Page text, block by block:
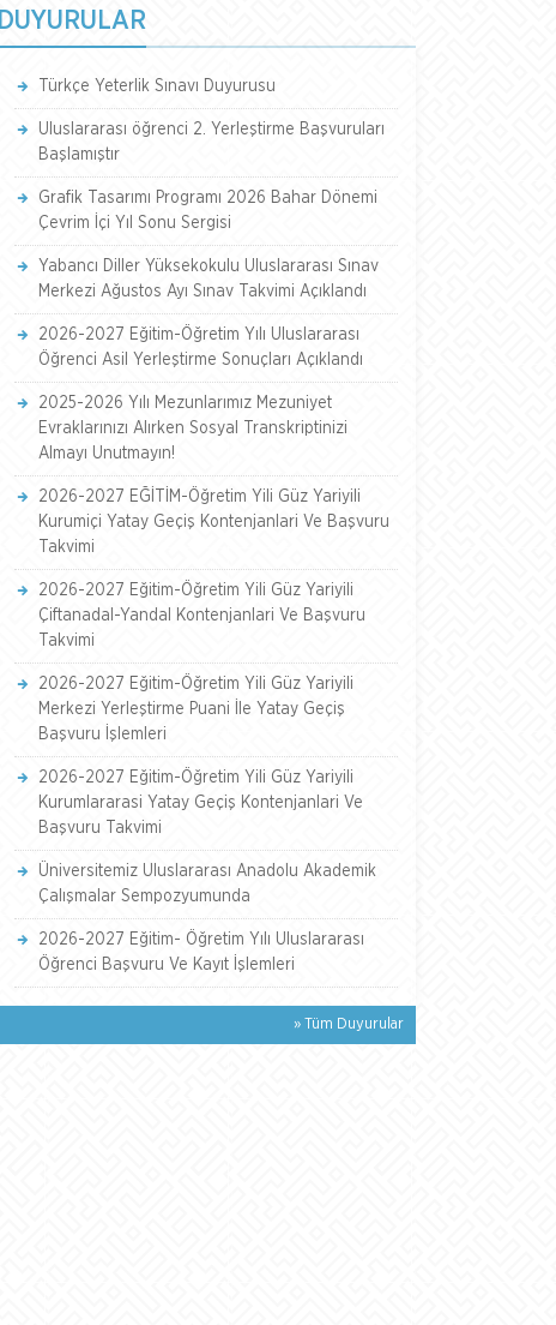
DUYURULAR
Türkçe Yeterlik Sınavı Duyurusu
Uluslararası öğrenci 2. Yerleştirme Başvuruları
Başlamıştır
Grafik Tasarımı Programı 2026 Bahar Dönemi
Çevrim İçi Yıl Sonu Sergisi
Yabancı Diller Yüksekokulu Uluslararası Sınav
Merkezi Ağustos Ayı Sınav Takvimi Açıklandı
2026-2027 Eğitim-Öğretim Yılı Uluslararası
Öğrenci Asil Yerleştirme Sonuçları Açıklandı
2025-2026 Yılı Mezunlarımız Mezuniyet
Evraklarınızı Alırken Sosyal Transkriptinizi
Almayı Unutmayın!
2026-2027 EĞİTİM-Öğretim Yili Güz Yariyili
Kurumiçi Yatay Geçiş Kontenjanlari Ve Başvuru
Takvimi
2026-2027 Eğitim-Öğretim Yili Güz Yariyili
Çiftanadal-Yandal Kontenjanlari Ve Başvuru
Takvimi
2026-2027 Eğitim-Öğretim Yili Güz Yariyili
Merkezi Yerleştirme Puani İle Yatay Geçiş
Başvuru İşlemleri
2026-2027 Eğitim-Öğretim Yili Güz Yariyili
Kurumlararasi Yatay Geçiş Kontenjanlari Ve
Başvuru Takvimi
Üniversitemiz Uluslararası Anadolu Akademik
Çalışmalar Sempozyumunda
2026-2027 Eğitim- Öğretim Yılı Uluslararası
Öğrenci Başvuru Ve Kayıt İşlemleri
» Tüm Duyurular